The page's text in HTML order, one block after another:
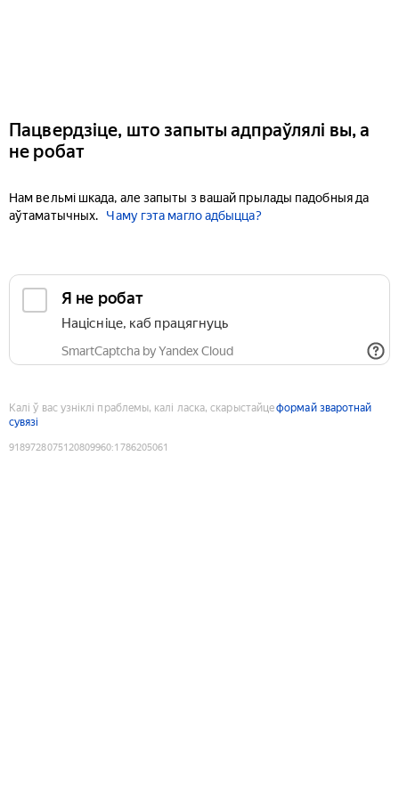
Пацвердзіце, што запыты адпраўлялі вы, а
не робат
Нам вельмі шкада, але запыты з вашай прылады падобныя да
аўтаматычных.
Чаму гэта магло адбыцца?
Я не робат
Націсніце, каб працягнуць
SmartCaptcha by Yandex Cloud
Калі ў вас узніклі праблемы, калі ласка, скарыстайцеформай зваротнай
сувязі
9189728075120809960:1786205061